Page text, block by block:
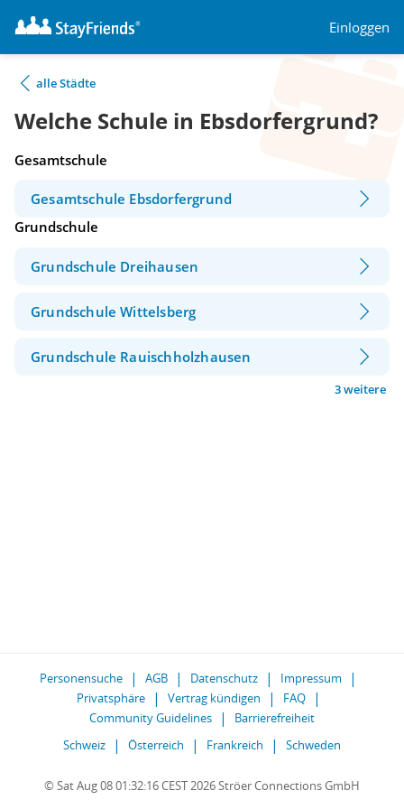
Einloggen
alle Städte
Welche Schule in Ebsdorfergrund?
Gesamtschule
Gesamtschule Ebsdorfergrund
Grundschule
Grundschule Dreihausen
Grundschule Wittelsberg
Grundschule Rauischholzhausen
3 weitere
Personensuche AGB Datenschutz
Impressum
Privatsphäre
Vertrag kündigen
FAQ
Community Guidelines
Barrierefreiheit
Schweiz
Österreich Frankreich Schweden
© Sat Aug 08 01:32:16 CEST 2026 Ströer Connections GmbH